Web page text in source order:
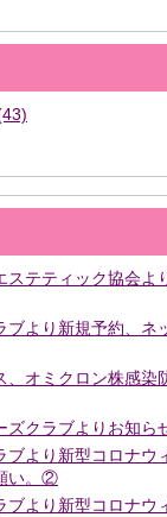
ステティック協会よ
ブより新規予約、ネ
、オミクロン株感染
ズクラブよりお知ら
ブより新型コロナウ
い。②
ブより新型コロナウ